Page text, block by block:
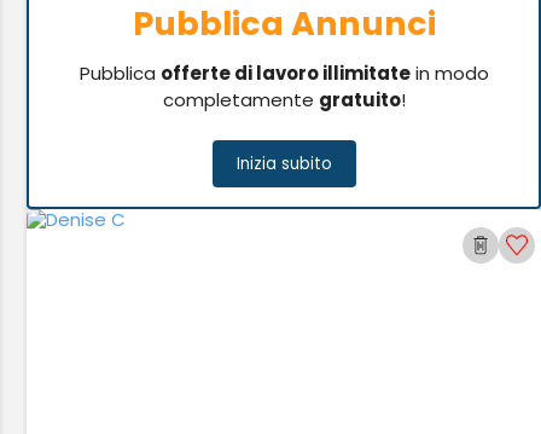
Pubblica Annunci
Pubblica offerte di lavoro illimitatein modo
completamente gratuito!
Inizia subito